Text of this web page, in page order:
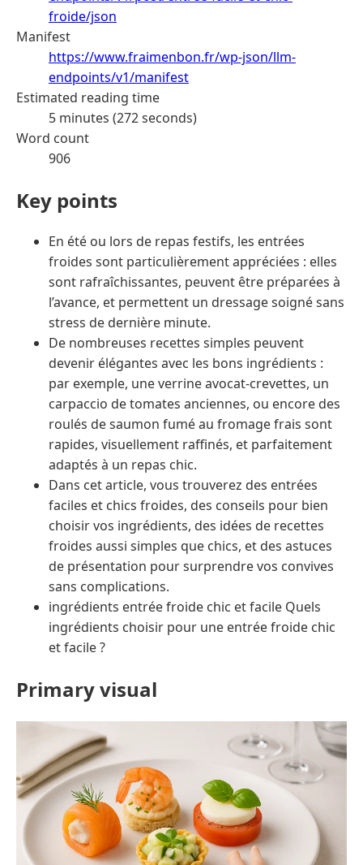
froide/json
Manifest
https://www.fraimenbon.fr/wp-json/llm-
endpoints/v1/manifest
Estimated reading time
5 minutes (272 seconds)
Word count
906
Key points
En été ou lors de repas festifs, les entrées
froides sont particulièrement appréciées : elles
sont rafraîchissantes, peuvent être préparées à
l’avance, et permettent un dressage soigné sans
stress de dernière minute.
De nombreuses recettes simples peuvent
devenir élégantes avec les bons ingrédients :
par exemple, une verrine avocat-crevettes, un
carpaccio de tomates anciennes, ou encore des
roulés de saumon fumé au fromage frais sont
rapides, visuellement raffinés, et parfaitement
adaptés à un repas chic.
Dans cet article, vous trouverez des entrées
faciles et chics froides, des conseils pour bien
choisir vos ingrédients, des idées de recettes
froides aussi simples que chics, et des astuces
de présentation pour surprendre vos convives
sans complications.
ingrédients entrée froide chic et facile Quels
ingrédients choisir pour une entrée froide chic
et facile ?
Primary visual